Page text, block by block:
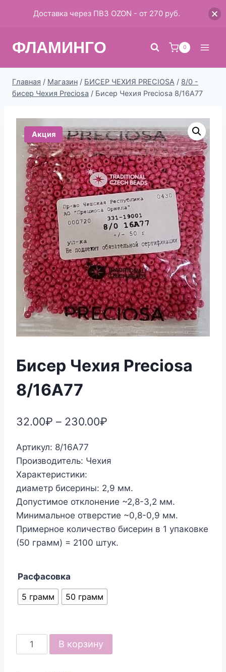
ФЛАМИНГО 0
Главная / Магазин / БИСЕР ЧЕХИЯ PRECIOSA / 8/0 -
бисер Чехия Preciosa / Бисер Чехия Preciosa 8/16А77
Акция
Бисер Чехия Preciosa
8/16А77
32.00₽ – 230.00₽
Артикул: 8/16А77
Производитель: Чехия
Характеристики:
диаметр бисерины: 2,9 мм.
Допустимое отклонение ~2,8-3,2 мм.
Минимальное отверстие ~0,8-0,9 мм.
Примерное количество бисерин в 1 упаковке
(50 грамм) = 2100 штук.
Расфасовка
5 грамм
50 грамм
Количество
товара
В корзину
Доставка через ПВЗ OZON - от 270 руб.